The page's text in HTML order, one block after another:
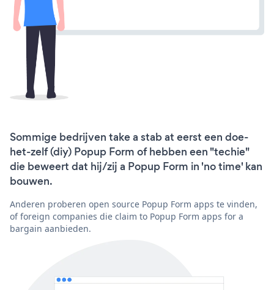
Sommige bedrijven take a stab at eerst een doe-
het-zelf (diy) Popup Form of hebben een "techie"
die beweert dat hij/zij a Popup Form in 'no time' kan
bouwen.
Anderen proberen open source Popup Form apps te vinden,
of foreign companies die claim to Popup Form apps for a
bargain aanbieden.